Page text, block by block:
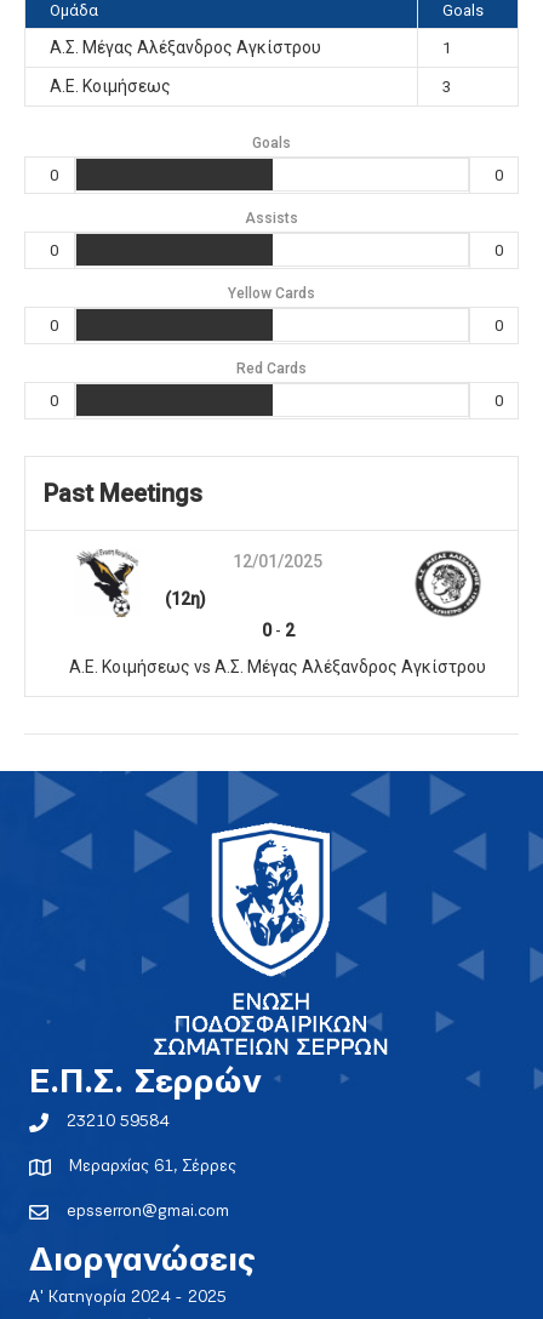
Ομάδα Goals
Α.Σ. Μέγας Αλέξανδρος Αγκίστρου 1
Α.Ε. Κοιμήσεως 3
Goals
0 0
Assists
0 0
Yellow Cards
0 0
Red Cards
0 0
Past Meetings
12/01/2025
(12η)
0- 2
Α.Ε. Κοιμήσεως vs Α.Σ. Μέγας Αλέξανδρος Αγκίστρου
E.Π.Σ. Σερρών
23210 59584
Μεραρχίας 61, Σέρρες
epsserron@gmai.com
Διοργανώσεις
Α' Κατηγορία 2024 - 2025